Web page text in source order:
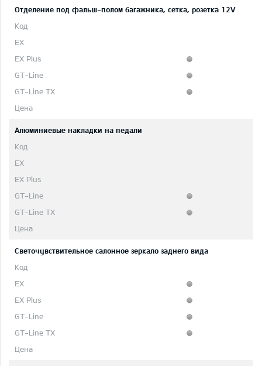
Отделение под фальш-полом багажника, сетка, розетка 12V
Aлюминиевые накладки на педали
Светочувствительное салонное зеркало заднего вида